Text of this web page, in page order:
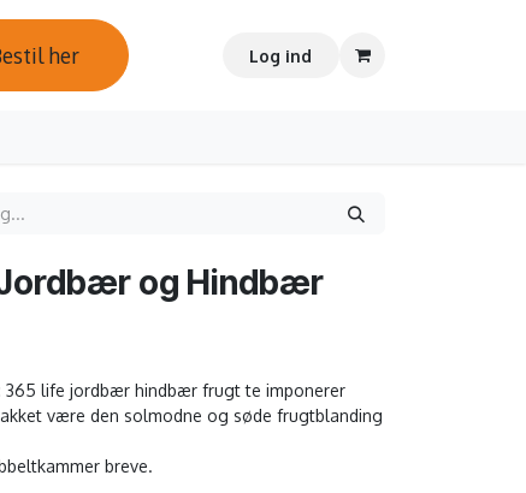
her Log ind
og Hindbær
life jordbær hindbær frugt te imponerer
være den solmodne og søde frugtblanding
breve.